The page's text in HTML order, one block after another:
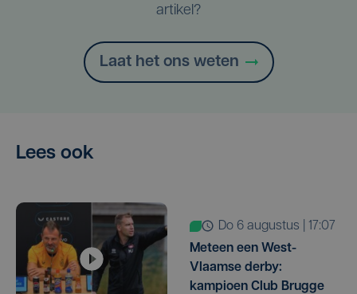
artikel?
Laat het ons weten
Lees ook
do 6 augustus | 17:07
Meteen een West-
Vlaamse derby:
kampioen Club Brugge